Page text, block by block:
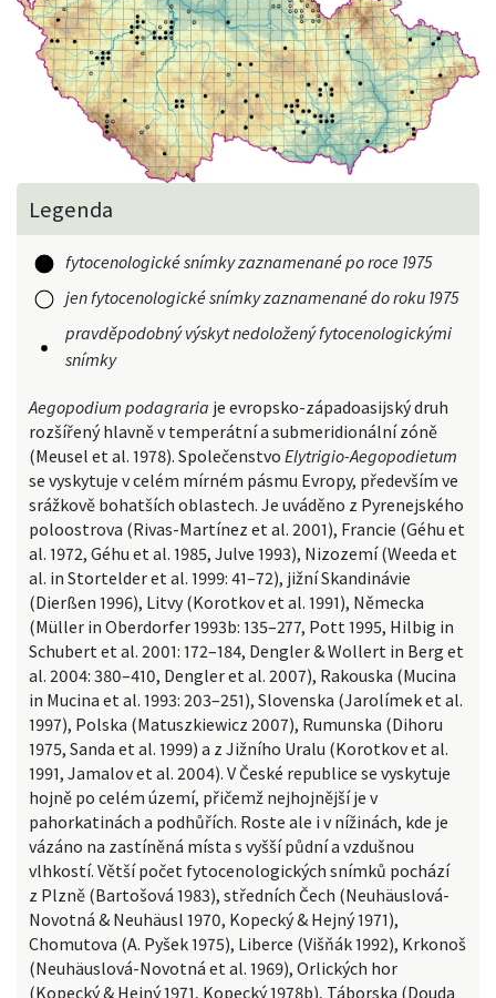
Legenda
fytocenologické snímky zaznamenané po roce 1975
jen fytocenologické snímky zaznamenané do roku 1975
pravděpodobný výskyt nedoložený fytocenologickými
snímky
Aegopodium podagraria je evropsko-západoasijský druh
rozšířený hlavně v temperátní a submeridionální zóně
(Meusel et al. 1978). SpolečenstvoElytrigio-Aegopodietum
se vyskytuje v celém mírném pásmu Evropy, především ve
srážkově bohatších oblastech. Je uváděno z Pyrenejského
poloostrova (Rivas-Martínez et al. 2001), Francie (Géhu et
al. 1972, Géhu et al. 1985, Julve 1993), Nizozemí (Weeda et
al. in Stortelder et al. 1999: 41–72), jižní Skandinávie
(Dierßen 1996), Litvy (Korotkov et al. 1991), Německa
(Müller in Oberdorfer 1993b: 135–277, Pott 1995, Hilbig in
Schubert et al. 2001: 172–184, Dengler & Wollert in Berg et
al. 2004: 380–410, Dengler et al. 2007), Rakouska (Mucina
in Mucina et al. 1993: 203–251), Slovenska (Jarolímek et al.
1997), Polska (Matuszkiewicz 2007), Rumunska (Dihoru
1975, Sanda et al. 1999) a z Jižního Uralu (Korotkov et al.
1991, Jamalov et al. 2004). V České republice se vyskytuje
hojně po celém území, přičemž nejhojnější je v
pahorkatinách a podhůřích. Roste ale i v nížinách, kde je
vázáno na zastíněná místa s vyšší půdní a vzdušnou
vlhkostí. Větší počet fytocenologických snímků pochází
z Plzně (Bartošová 1983), středních Čech (Neuhäuslová-
Novotná & Neuhäusl 1970, Kopecký & Hejný 1971),
Chomutova (A. Pyšek 1975), Liberce (Višňák 1992), Krkonoš
(Neuhäuslová-Novotná et al. 1969), Orlických hor
(Kopecký & Hejný 1971, Kopecký 1978b), Táborska (Douda